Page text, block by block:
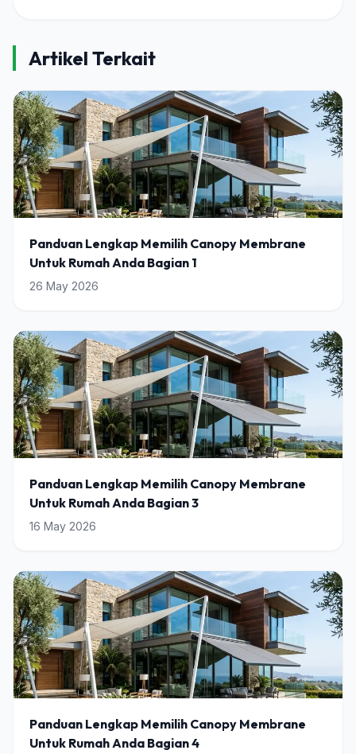
Artikel Terkait
Panduan Lengkap Memilih Canopy Membrane
Untuk Rumah Anda Bagian 1
26 May 2026
Panduan Lengkap Memilih Canopy Membrane
Untuk Rumah Anda Bagian 3
16 May 2026
Panduan Lengkap Memilih Canopy Membrane
Untuk Rumah Anda Bagian 4